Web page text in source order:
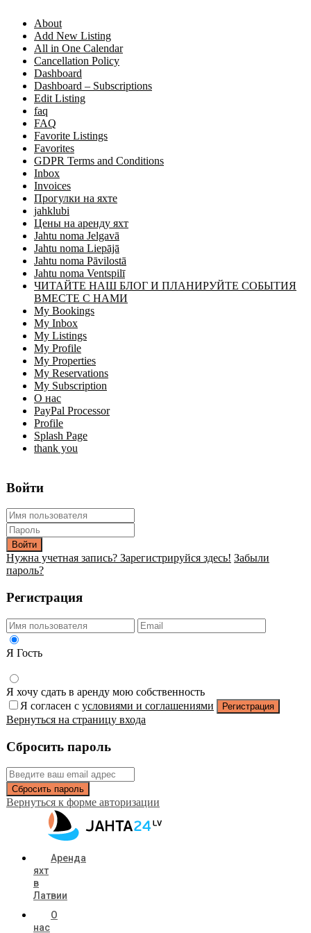
About
Add New Listing
All in One Calendar
Cancellation Policy
Dashboard
Dashboard – Subscriptions
Edit Listing
faq
FAQ
Favorite Listings
Favorites
GDPR Terms and Conditions
Inbox
Invoices
Прогулки на яхте
jahklubi
Цены на аренду яхт
Jahtu noma Jelgavā
Jahtu noma Liepājā
Jahtu noma Pāvilostā
Jahtu noma Ventspilī
ЧИТАЙТЕ НАШ БЛОГ И ПЛАНИРУЙТЕ СОБЫТИЯ
ВМЕСТЕ С НАМИ
My Bookings
My Inbox
My Listings
My Profile
My Properties
My Reservations
My Subscription
О нас
PayPal Processor
Profile
Splash Page
thank you
Войти
Войти
Нужна учетная запись? Зарегистрируйся здесь! Забыли
пароль?
Регистрация
Я Гость
Я хочу сдать в аренду мою собственность
Я согласен с условиями и соглашениями Регистрация
Вернуться на страницу входа
Сбросить пароль
Сбросить пароль
Вернуться к форме авторизации
Аренда
яхт
в
Латвии
О
нас